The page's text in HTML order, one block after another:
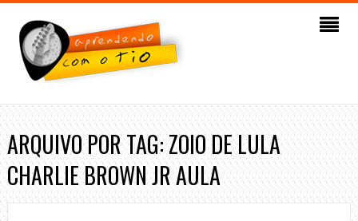
ARQUIVO POR TAG: ZOIO DE LULA
CHARLIE BROWN JR AULA